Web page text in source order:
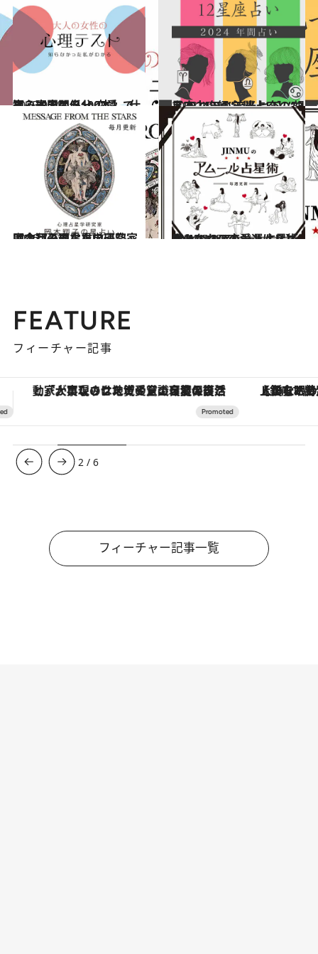
2025.9.28
【心理テスト100本】で知る本当の自分 恋愛、仕事、人間関係…
占い 2023.12.16
【2024年の年間占い】“視える占い師”流光七奈の12星座占い
占い
2026.7.31
【今月のあなたの運勢は？】心理占星学研究家 岡本翔子の星占い
占い 2024.6.15
【あなたの恋愛運は？】JINMUのアムール占星術 愛とエロスのジンムリズム
占い
FEATURE
フィーチャー記事
【銀座で出合う最旬美容】美髪ケアや上質な眠り…セルフケアのアップデートから、特別な名入れギフトまで。大人のための「ReFa GINZA」クルーズ 【夏限定ディナーコース】旬を
3 /6
フィーチャー記事一覧